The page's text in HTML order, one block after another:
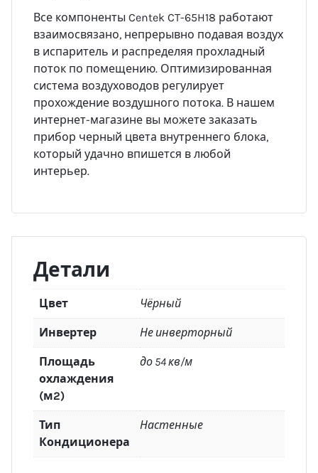
Все компоненты Centek CT-65H18 работают
взаимосвязано, непрерывно подавая воздух
в испаритель и распределяя прохладный
поток по помещению. Оптимизированная
система воздуховодов регулирует
прохождение воздушного потока. В нашем
интернет-магазине вы можете заказать
прибор черный цвета внутреннего блока,
который удачно впишется в любой
интерьер.
Детали
Цвет Чёрный
Инвертер Не инверторный
Площадь
охлаждения
(м2)
до 54 кв/м
Тип
Кондиционера
Настенные